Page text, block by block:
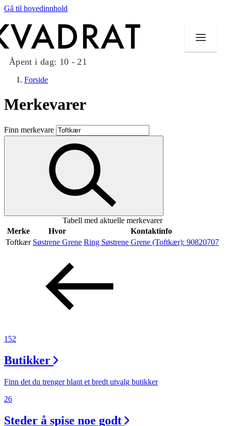
Gå til hovedinnhold
Åpent i dag: 10 - 21
Butikker
Mat og drikke
Taket på Kvadrat
Aktiviteter
Inspirasjon
Forside
Merkevarer
Finn merkevare
Tabell med aktuelle merkevarer
Merke
Hvor
Kontaktinfo
Toftkær Søstrene Grene Ring Søstrene Grene (Toftkær): 90820707
152
Butikker
Finn det du trenger blant et bredt utvalg butikker
26
Steder å spise noe godt